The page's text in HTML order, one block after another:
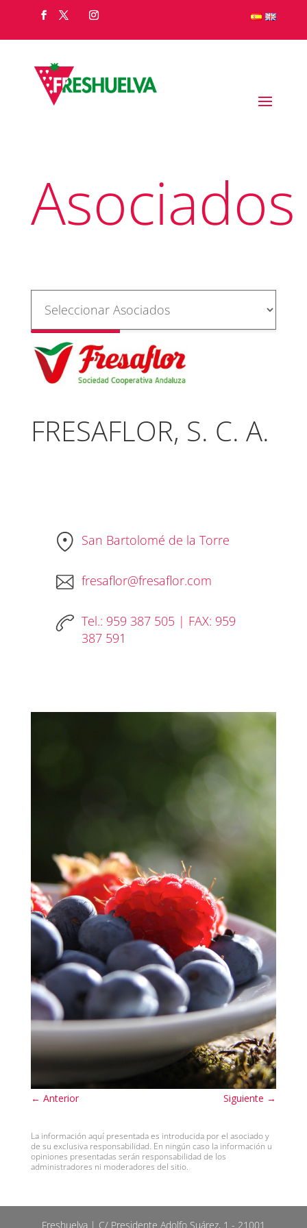
Asociados
FRESAFLOR, S. C. A.
San Bartolomé de la Torre
fresaflor@fresaflor.com
Tel.: 959 387 505 | FAX: 959
387 591
← Anterior Siguiente →
La información aquí presentada es introducida por el asociado y
de su exclusiva responsabilidad. En ningún caso la información u
opiniones presentadas serán responsabilidad de los
administradores ni moderadores del sitio.
Freshuelva | C/ Presidente Adolfo Suárez, 1 - 21001